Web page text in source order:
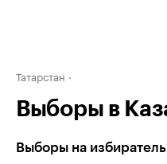
Татарстан
Выборы в
Выборы на